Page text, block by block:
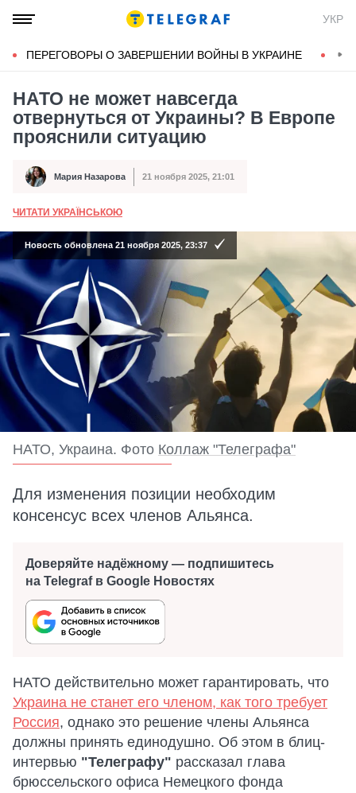
УКР
ПЕРЕГОВОРЫ О ЗАВЕРШЕНИИ ВОЙНЫ В УКРАИНЕ
НАТО не может навсегда
отвернуться от Украины? В Европе
прояснили ситуацию
Автор Мария Назарова
Дата публикации 21 ноября 2025, 21:01
ЧИТАТИ УКРАЇНСЬКОЮ
Новость обновлена 21 ноября 2025, 23:37
НАТО, Украина. Фото Коллаж "Телеграфа"
Для изменения позиции необходим
консенсус всех членов Альянса.
Доверяйте надёжному — подпишитесь
на Telegraf в Google Новостях
НАТО действительно может гарантировать, что
Украина не станет его членом, как того требует
Россия, однако это решение члены Альянса
должны принять единодушно. Об этом в блиц-
интервью "Телеграфу" рассказал глава
брюссельского офиса Немецкого фонда